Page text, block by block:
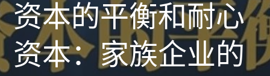
资本的平衡和耐心
资本：家族企业的